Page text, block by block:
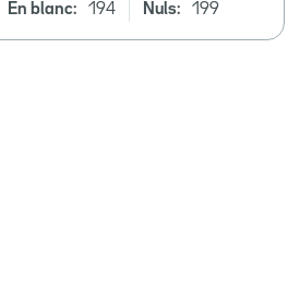
En blanc: 194 Nuls: 199